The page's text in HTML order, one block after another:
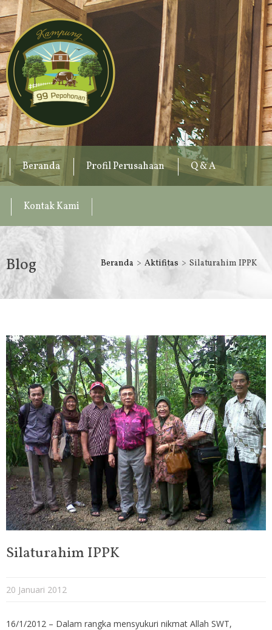
Beranda Profil Perusahaan Q & A
Kontak Kami
Blog Beranda Aktifitas Silaturahim IPPK
Silaturahim IPPK
20 Januari 2012
16/1/2012 – Dalam rangka mensyukuri nikmat Allah SWT,